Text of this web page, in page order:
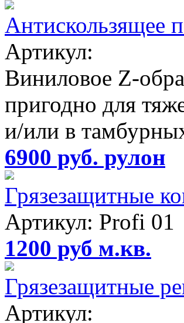
Антискользящее
Артикул:
Виниловое Z-
пригодно для
и/или в
6900 руб. рулон
Грязезащитные
Артикул: Profi 01
1200 руб м.кв.
Грязезащитные
Артикул: